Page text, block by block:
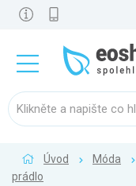
Úvod Móda
prádlo